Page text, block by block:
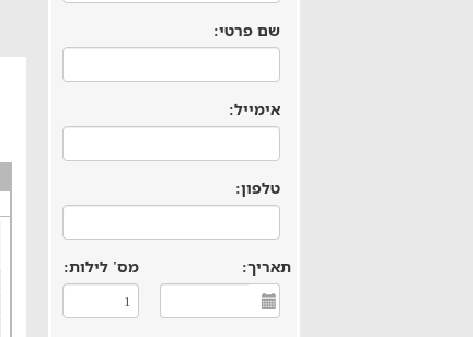
שם פרטי:
אימייל:
טלפון:
תאריך: מס' לילות: